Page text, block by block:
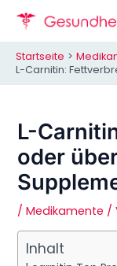
Inhalt
Startseite
L-Carnitin:
L-
oder
/Medikamente /
Inhalt